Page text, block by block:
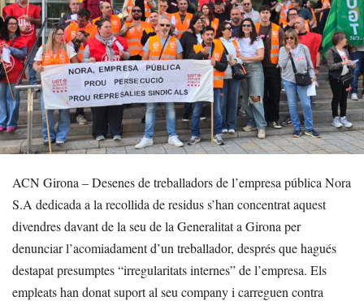
ACN Girona – Desenes de treballadors de l’empresa pública Nora
S.A dedicada a la recollida de residus s’han concentrat aquest
divendres davant de la seu de la Generalitat a Girona per
denunciar l’acomiadament d’un treballador, després que hagués
destapat presumptes “irregularitats internes” de l’empresa. Els
empleats han donat suport al seu company i carreguen contra